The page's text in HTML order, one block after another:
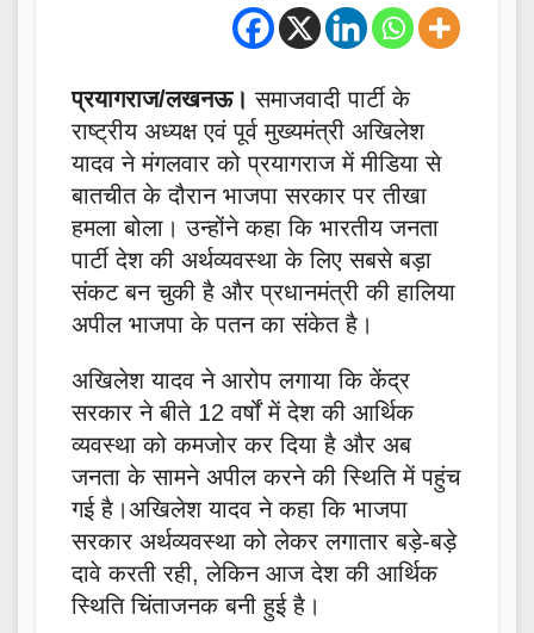
प्रयागराज/लखनऊ।समाजवादी पार्टी के
राष्ट्रीय अध्यक्ष एवं पूर्व मुख्यमंत्री अखिलेश
यादव ने मंगलवार को प्रयागराज में मीडिया से
बातचीत के दौरान भाजपा सरकार पर तीखा
हमला बोला। उन्होंने कहा कि भारतीय जनता
पार्टी देश की अर्थव्यवस्था के लिए सबसे बड़ा
संकट बन चुकी है और प्रधानमंत्री की हालिया
अपील भाजपा के पतन का संकेत है।
अखिलेश यादव ने आरोप लगाया कि केंद्र
सरकार ने बीते 12 वर्षों में देश की आर्थिक
व्यवस्था को कमजोर कर दिया है और अब
जनता के सामने अपील करने की स्थिति में पहुंच
गई है।अखिलेश यादव ने कहा कि भाजपा
सरकार अर्थव्यवस्था को लेकर लगातार बड़े-बड़े
दावे करती रही, लेकिन आज देश की आर्थिक
स्थिति चिंताजनक बनी हुई है।